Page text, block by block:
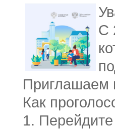
С
Приглашаем
Как
1.